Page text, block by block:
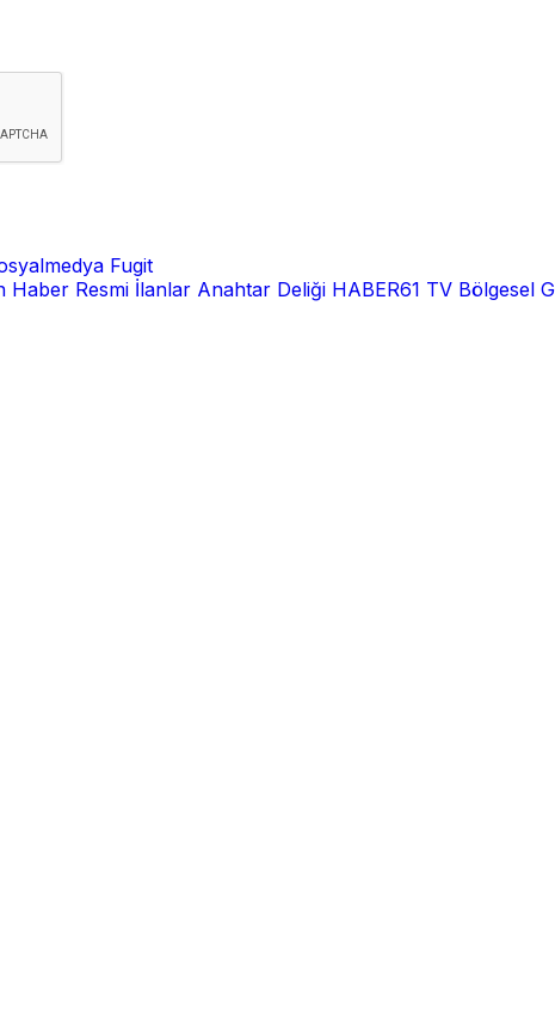
Fugit
Haber Resmi İlanlar Anahtar Deliği HABER61 TV Bölgesel